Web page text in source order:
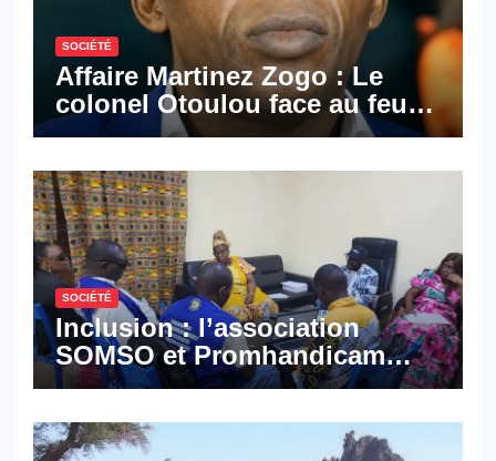
SOCIÉTÉ
Affaire Martinez Zogo : Le
colonel Otoulou face au feu
croisé des avocats de la
SOCIÉTÉ
Inclusion : l’association
SOMSO et Promhandicam
militent en faveur d’une
hôtellerie-restauration